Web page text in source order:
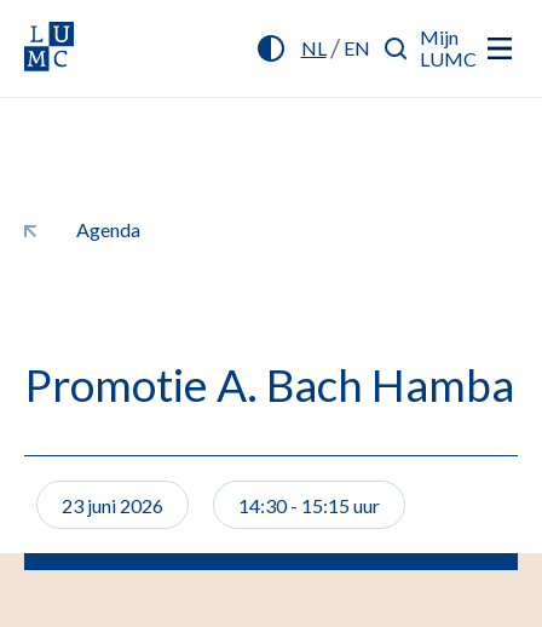
NL/ EN
Mijn
LUMC
Agenda
Promotie A. Bach Hamba
23 juni 2026 14:30 - 15:15 uur